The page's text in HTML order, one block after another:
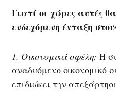
Γιατί οι χώρες αυτές
ενδεχόμενη ένταξη
1. Οικονομικά οφέλη: Η
αναδυόμενο οικονομικό
επιδιώκει την